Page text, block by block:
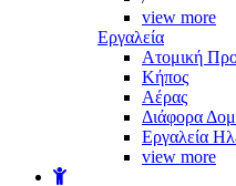
view more
Εργαλεία
Aτομική
Kήπος
Αέρας
Διάφορα
Εργαλεία
view more